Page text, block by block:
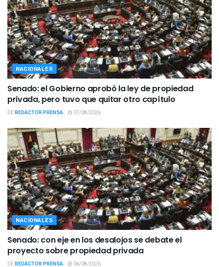
NACIONALES
Senado: el Gobierno aprobó la ley de propiedad
privada, pero tuvo que quitar otro capítulo
DEREDACTOR PRENSA 07/08/2026
NACIONALES
Senado: con eje en los desalojos se debate el
proyecto sobre propiedad privada
DEREDACTOR PRENSA 06/08/2026